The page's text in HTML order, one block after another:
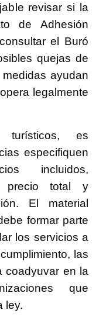
revisar si la
de Adhesión
el Buró
quejas de
ayudan
legalmente
turísticos, es
especifiquen
incluidos,
precio total y
El material
formar parte
los servicios a
las
coadyuvar en la
que
ley.